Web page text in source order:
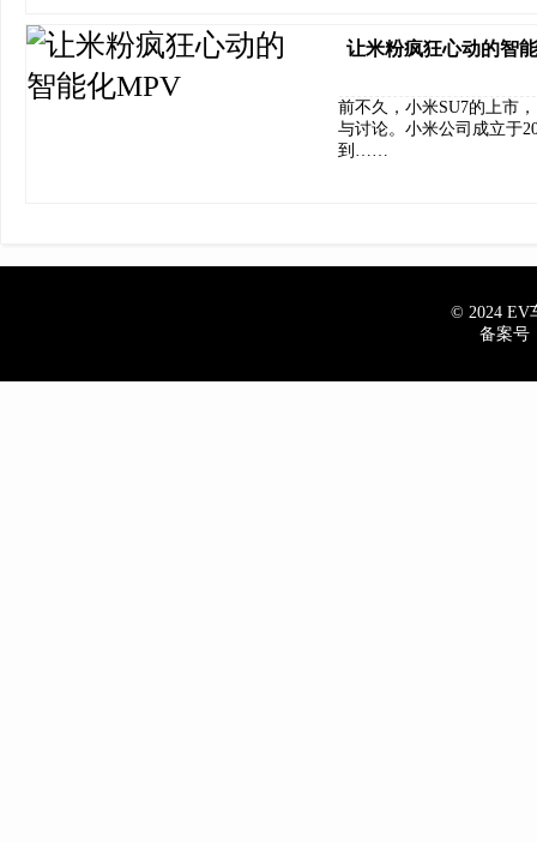
让米粉疯狂心动的智
前不久，小米SU7的上市
与讨论。小米公司成立于
到……
© 2024 EV
备案号